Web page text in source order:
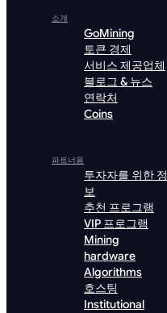
소개
GoMining
토큰 경제
서비스 제공업체
블로그 & 뉴스
연락처
Coins
파트너용
투자자를 위한 정
보
추천 프로그램
VIP 프로그램
Mining
hardware
Algorithms
호스팅
Institutional